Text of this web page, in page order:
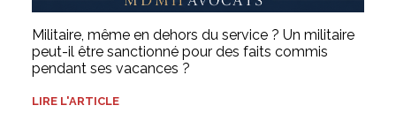
Militaire, même en dehors du service ? Un militaire
peut-il être sanctionné pour des faits commis
pendant ses vacances ?
LIRE L'ARTICLE